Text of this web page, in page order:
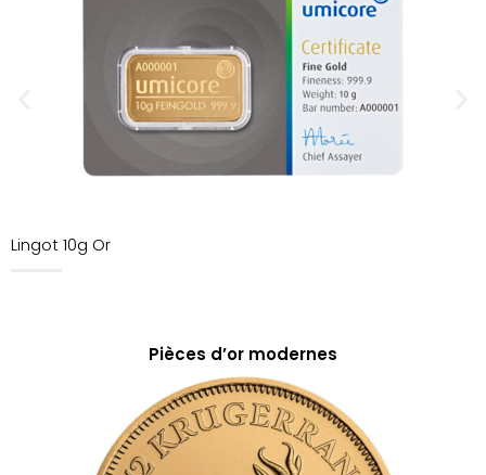
Lingot 10g Or
Pièces d’or modernes